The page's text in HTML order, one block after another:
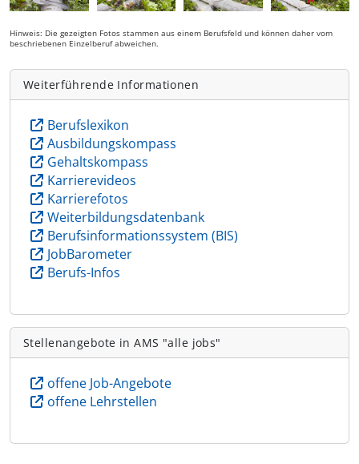
Hinweis: Die gezeigten Fotos stammen aus einem Berufsfeld und können daher vom
beschriebenen Einzelberuf abweichen.
Weiterführende Informationen
Berufslexikon
Ausbildungskompass
Gehaltskompass
Karrierevideos
Karrierefotos
Weiterbildungsdatenbank
Berufsinformationssystem (BIS)
JobBarometer
Berufs-Infos
Stellenangebote in AMS "alle jobs"
offene Job-Angebote
offene Lehrstellen